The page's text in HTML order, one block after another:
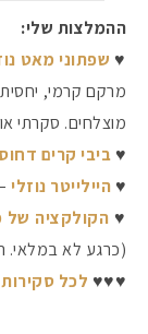
ההמלצות שלי:
♥ שפתוני מאט
מרקם קרמי,
מוצלחים. סקרתי
♥ ביבי קרים דחוס
♥ היילייטר נוזלי
♥ הקולקציה של
(כרגע לא במלאי.
♥♥♥ לכל